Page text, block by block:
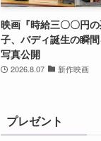
映画『時給三〇〇円
子、バディ誕生の瞬
写真公開
2026.8.07 新作映画
プレゼント